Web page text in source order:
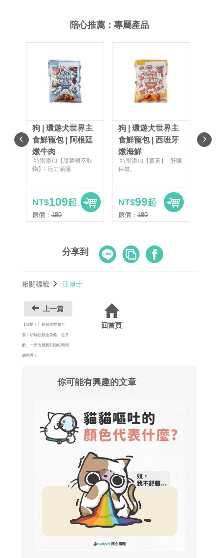
陪心推薦：專屬產品
狗 | 環遊犬世界主
食鮮寵包 | 阿根廷
燉牛肉
特別添加【甜菜根萃取
物】- 活力滿滿
NT$109起
原價： 189
狗 | 環遊犬世界主
食鮮寵包 | 西班牙
燉海鮮
特別添加【薑黃】- 肝臟
保健。
NT$99起
原價： 189
食
分享到 Line
Copy
Link
Facebook
相關標籤 汪博士
上一篇
【喵博士】軟萌幼貓超可
愛！幼貓照顧全攻略－從月
齡、一天吃幾餐到睡眠時間
總整理！
回首頁
你可能有興趣的文章